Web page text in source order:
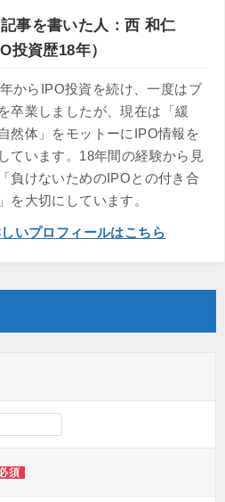
事を書いた人：西 和仁
投資歴18年）
からIPO投資を続け、一度はブ
卒業しましたが、現在は「緩
然体」をモットーにIPO情報を
ています。18年間の経験から見
負けないためのIPOとの付き合
を大切にしています。
いプロフィールはこちら
須